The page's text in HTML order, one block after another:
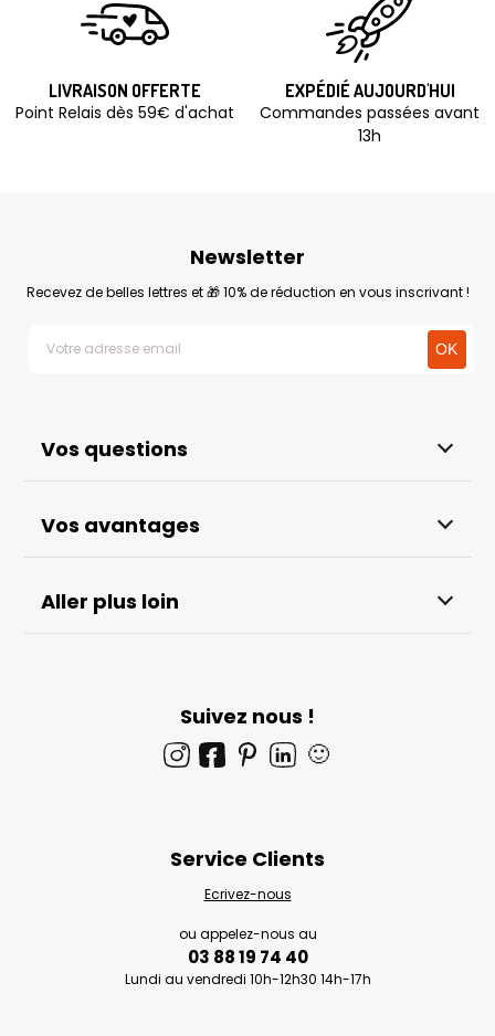
LIVRAISON OFFERTE
Point Relais dès 59€ d'achat
EXPÉDIÉ AUJOURD'HUI
Commandes passées avant
13h
Vos questions
Vos avantages
Aller plus loin
Newsletter
Recevez de belles lettres et 🎁 10% de réduction en vous inscrivant !
Suivez nous !
🙂
Service Clients
Ecrivez-nous
ou appelez-nous au
03 88 19 74 40
Lundi au vendredi 10h-12h30 14h-17h